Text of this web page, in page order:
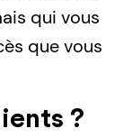
qui vous
que vous
?